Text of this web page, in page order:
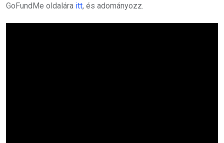
GoFundMe oldalára itt, és adományozz.